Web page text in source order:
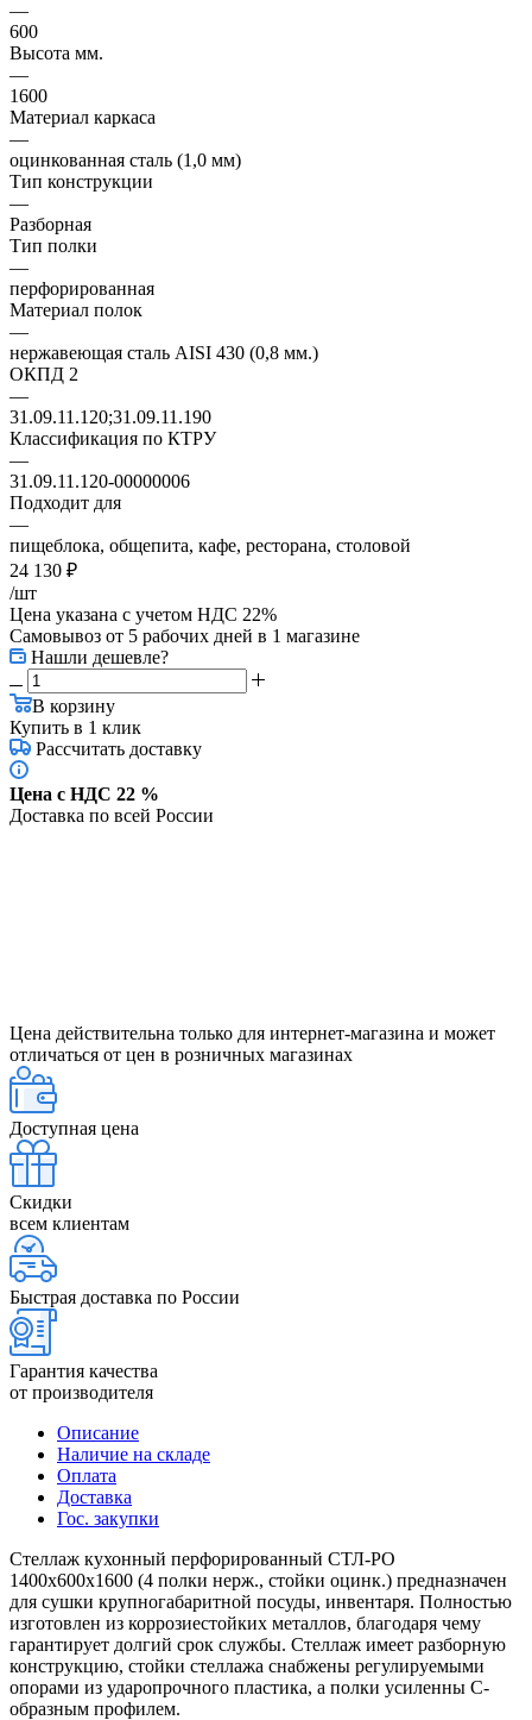
—
600
Высота мм.
—
1600
Материал каркаса
—
оцинкованная сталь (1,0 мм)
Тип конструкции
—
Разборная
Тип полки
—
перфорированная
Материал полок
—
нержавеющая сталь AISI 430 (0,8 мм.)
ОКПД 2
—
31.09.11.120;31.09.11.190
Классификация по КТРУ
—
31.09.11.120-00000006
Подходит для
—
пищеблока, общепита, кафе, ресторана, столовой
24 130 ₽
/шт
Цена указана с учетом НДС 22%
Самовывоз от 5 рабочих дней в 1 магазине
Нашли дешевле?
В корзину
Купить в 1 клик
Рассчитать доставку
Цена с НДС 22 %
Доставка по всей России
Цена действительна только для интернет-магазина и может
отличаться от цен в розничных магазинах
Доступная цена
Скидки
всем клиентам
Быстрая доставка по России
Гарантия качества
от производителя
Описание
Наличие на складе
Оплата
Доставка
Гос. закупки
Стеллаж кухонный перфорированный СТЛ-РО
1400х600х1600 (4 полки нерж., стойки оцинк.) предназначен
для сушки крупногабаритной посуды, инвентаря. Полностью
изготовлен из коррозиестойких металлов, благодаря чему
гарантирует долгий срок службы. Стеллаж имеет разборную
конструкцию, стойки стеллажа снабжены регулируемыми
опорами из ударопрочного пластика, а полки усиленны С-
образным профилем.